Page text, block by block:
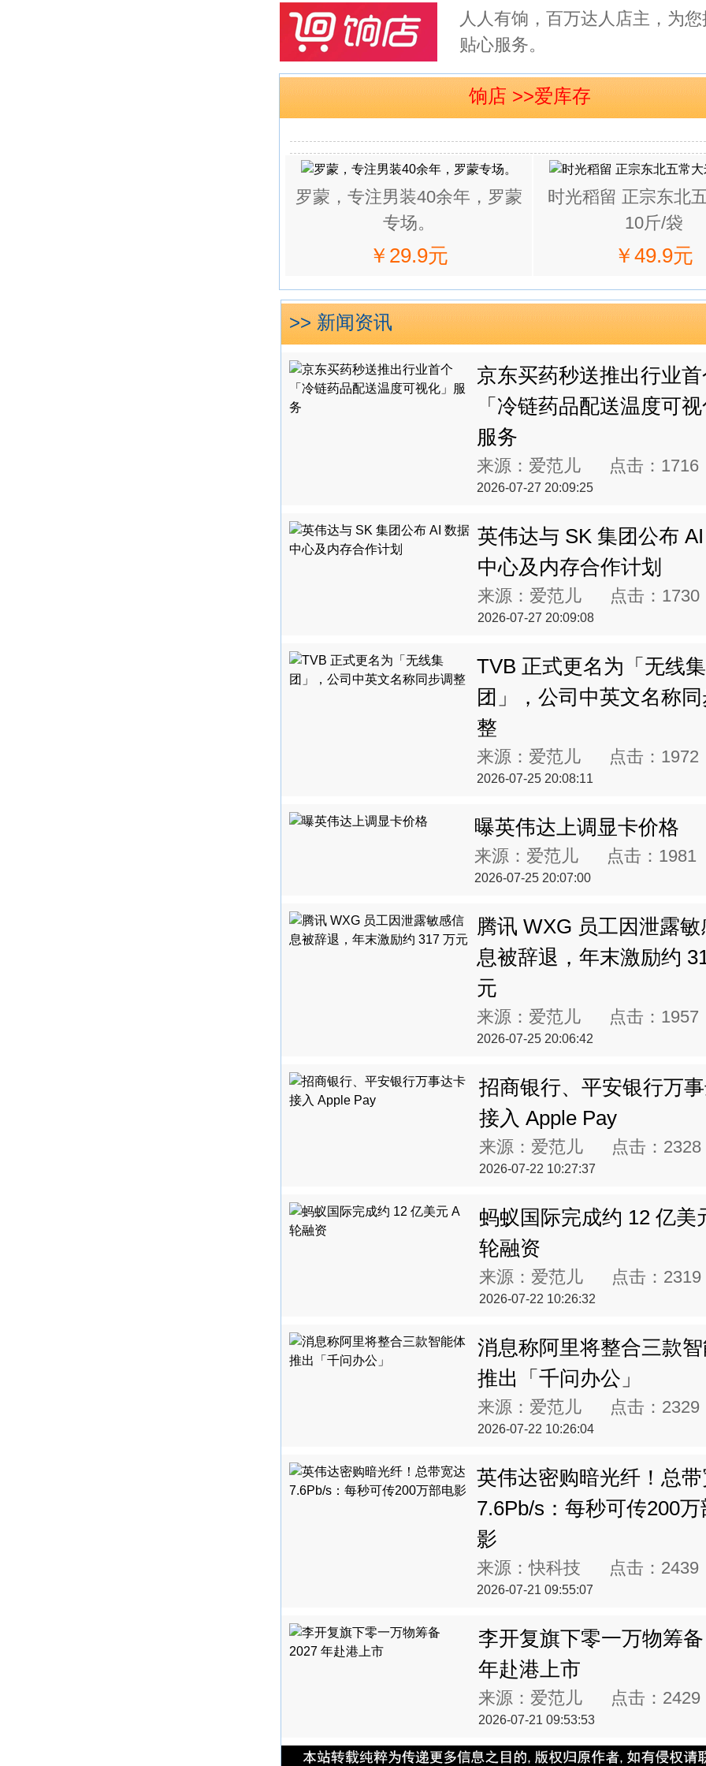
人人有饷，百万达人店主，为
贴心服务。
饷店 >>爱库存
罗蒙，专注男装40余年，罗蒙
专场。
￥29.9元
时光稻留 正宗东北
10斤/袋
￥49.9元
>> 新闻资讯
京东买药秒送推出行业首
「冷链药品配送温度可视
服务
来源：爱范儿 点击： 1716
2026-07-27 20:09:25
英伟达与 SK 集团公布
中心及内存合作计划
来源：爱范儿 点击： 1730
2026-07-27 20:09:08
TVB 正式更名为「无线集
团」，公司中英文名称同
整
来源：爱范儿 点击： 1972
2026-07-25 20:08:11
曝英伟达上调显卡价格
来源：爱范儿 点击： 1981
2026-07-25 20:07:00
腾讯 WXG 员工因泄露敏
息被辞退，年末激励约
元
来源：爱范儿 点击： 1957
2026-07-25 20:06:42
招商银行、平安银行万
接入 Apple Pay
来源：爱范儿 点击： 2328
2026-07-22 10:27:37
蚂蚁国际完成约 12 亿美
轮融资
来源：爱范儿 点击： 2319
2026-07-22 10:26:32
消息称阿里将整合三款
推出「千问办公」
来源：爱范儿 点击： 2329
2026-07-22 10:26:04
英伟达密购暗光纤！总
7.6Pb/s：每秒可传200万
影
来源：快科技 点击： 2439
2026-07-21 09:55:07
李开复旗下零一万物筹
年赴港上市
来源：爱范儿 点击： 2429
2026-07-21 09:53:53